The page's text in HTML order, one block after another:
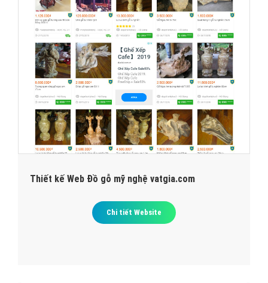
Thiết kế Web Đồ gỗ mỹ nghệ vatgia.com
Chi tiết Website